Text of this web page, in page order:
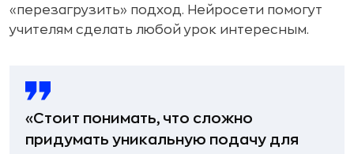
«перезагрузить» подход. Нейросети помогут
учителям сделать любой урок интересным.
«Стоит понимать, что сложно
придумать уникальную подачу для